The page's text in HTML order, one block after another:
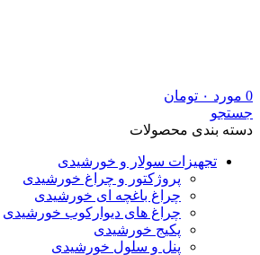
0 مورد ۰ تومان
جستجو
دسته بندی محصولات
تجهیزات سولار و خورشیدی
پروژکتور و چراغ خورشیدی
چراغ باغچه ای خورشیدی
چراغ های دیوارکوب خورشیدی
پکیج خورشیدی
پنل و سلول خورشیدی